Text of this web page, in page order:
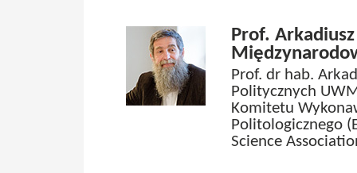
Prof.
Prof. dr hab.
Politycznych
Komitetu
Politologicznego
Science